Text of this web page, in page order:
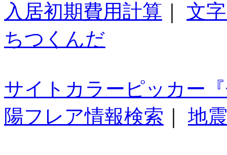
入居初期費用計算
文
ちつくんだ
サイトカラーピッカー
陽フレア情報検索
地